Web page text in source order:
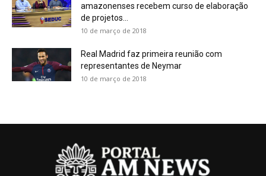
amazonenses recebem curso de elaboração
de projetos...
10 de março de 2018
Real Madrid faz primeira reunião com
representantes de Neymar
10 de março de 2018